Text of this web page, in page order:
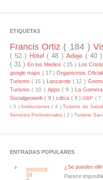
ETIQUETAS
Francis Ortiz ( 184 )
( 52 ) Hotel ( 48 )Adeje ( 40 )
( 31 ) En los Medios ( 25 ) Los
google maps ( 17 )Organismos
Turismo ( 15 ) Lanzarote ( 12 )
Turismo( 10 ) Apps( 9 ) La
Socialgeoweb( 9 )cdtca ( 9 )GBP ( 7
( 5 ) Instituciones( 4 )Turismo de Salud
Servicios Profesionales ( 2 ) Turismo
ENTRADAS POPULARES
¿Se pueden
Parece